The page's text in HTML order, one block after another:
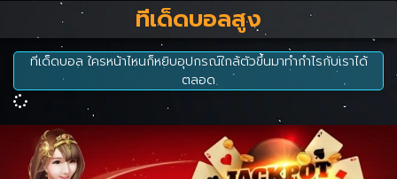
ทีเด็ดบอลสูง
ทีเด็ดบอล ใครหน้าไหนก็หยิบอุปกรณ์ใกล้ตัวขึ้นมาทำกำไรกับเราได้
ตลอด